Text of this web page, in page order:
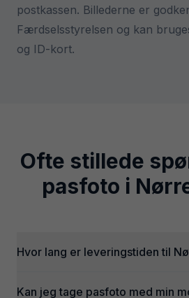
postkassen. Billederne er
Færdselsstyrelsen og kan
og ID-kort.
Ofte stillede
pasfoto i
Hvor lang er leveringstiden til
Kan jeg tage pasfoto med min